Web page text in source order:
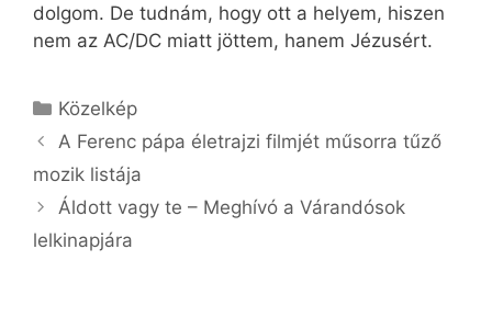
dolgom. De tudnám, hogy ott a helyem, hiszen
nem az AC/DC miatt jöttem, hanem Jézusért.
Kategória
Közelkép
A Ferenc pápa életrajzi filmjét műsorra tűző
mozik listája
Áldott vagy te – Meghívó a Várandósok
lelkinapjára